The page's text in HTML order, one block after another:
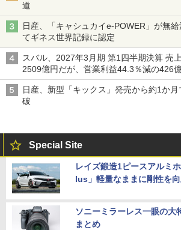
道
日産、「キャシュカイe-POWER」が無
てギネス世界記録に認定
スバル、2027年3月期 第1四半期決算 売
2509億円だが、営業利益44.3％減の426
の492億円で増収減益
日産、新型「キックス」発売から約1か
破
Special Site
レイズ鍛造1ピースアルミ
lus」軽量なままに剛性を
ソニーミラーレス一眼の大
まとめ